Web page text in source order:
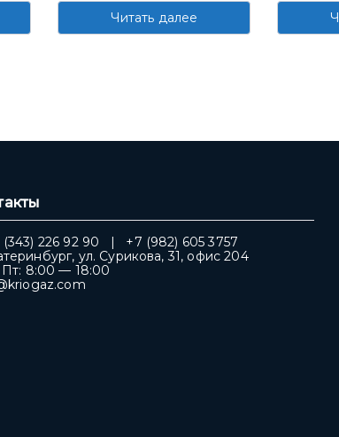
Читать далее
(343) 226 92 90
+7 (982) 605 3757
ул. Сурикова, 31, офис 204
8:00 — 18:00